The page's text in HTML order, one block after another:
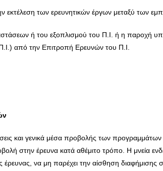
εκτέλεση των ερευνητικών έργων μεταξύ των
ή του εξοπλισμού του Π.Ι. ή η παροχή
από την Επιτροπή Ερευνών του Π.Ι.
και γενικά μέσα προβολής των
στην έρευνα κατά αθέμιτο τρόπο. Η μνεία
να μη παρέχει την αίσθηση διαφήμισης